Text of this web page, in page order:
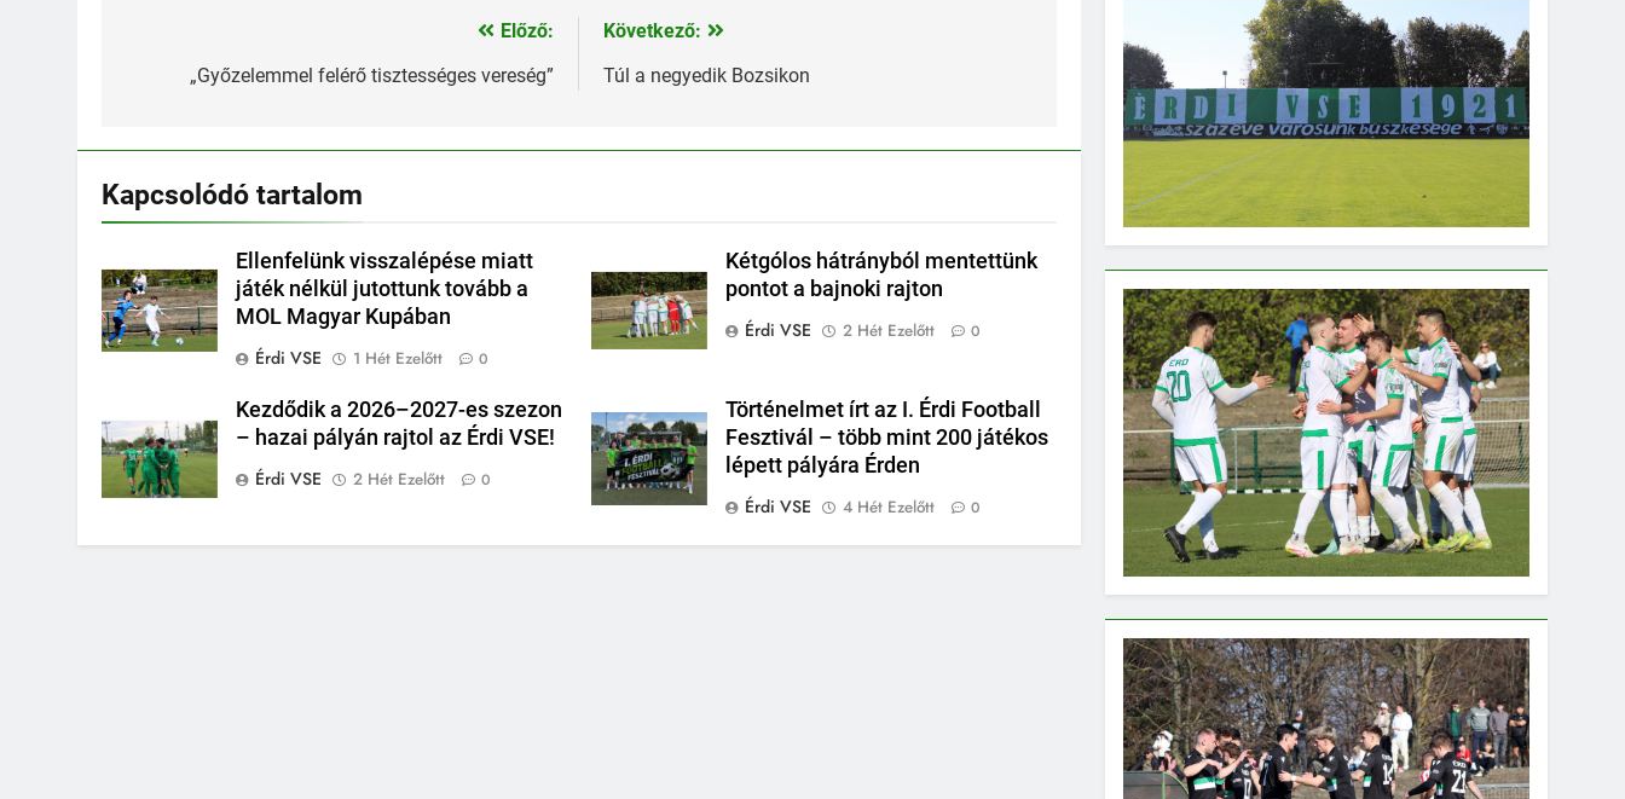
navigáció
Előző:
„Győzelemmel felérő tisztességes vereség”
Következő:
Túl a negyedik Bozsikon
Kapcsolódó tartalom
Ellenfelünk visszalépése miatt
játék nélkül jutottunk tovább a
MOL Magyar Kupában
Érdi VSE
1 Hét Ezelőtt 0
Kétgólos hátrányból mentettünk
pontot a bajnoki rajton
Érdi VSE
2 Hét Ezelőtt 0
Kezdődik a 2026–2027-es szezon
– hazai pályán rajtol az Érdi VSE!
Érdi VSE
2 Hét Ezelőtt 0
Történelmet írt az I. Érdi Football
Fesztivál – több mint 200 játékos
lépett pályára Érden
Érdi VSE
4 Hét Ezelőtt 0